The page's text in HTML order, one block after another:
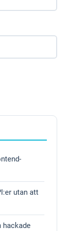
utan att
hackade